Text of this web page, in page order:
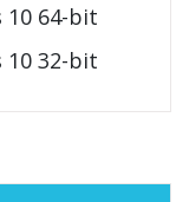
10 64-bit
10 32-bit